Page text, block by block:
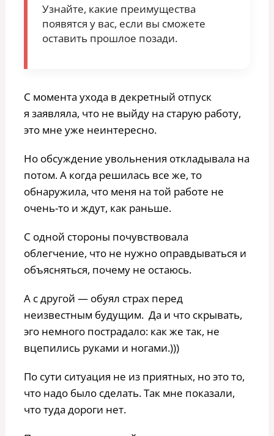
Узнайте, какие преимущества
появятся у вас, если вы сможете
оставить прошлое позади.
С момента ухода в декретный отпуск
я заявляла, что не выйду на старую работу,
это мне уже неинтересно.
Но обсуждение увольнения откладывала на
потом. А когда решилась все же, то
обнаружила, что меня на той работе не
очень-то и ждут, как раньше.
С одной стороны почувствовала
облегчение, что не нужно оправдываться и
объясняться, почему не остаюсь.
А с другой — обуял страх перед
неизвестным будущим. Да и что скрывать,
эго немного пострадало: как же так, не
вцепились руками и ногами.)))
По сути ситуация не из приятных, но это то,
что надо было сделать. Так мне показали,
что туда дороги нет.